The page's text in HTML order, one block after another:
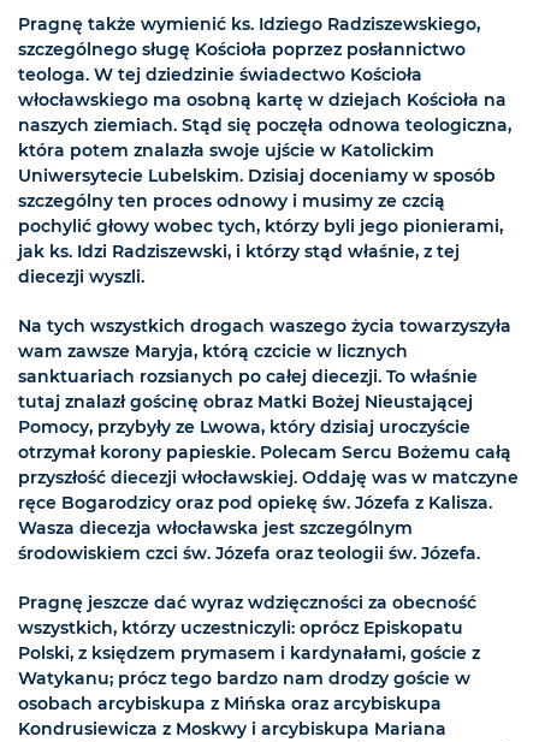
Pragnę także wymienić ks. Idziego Radziszewskiego,
szczególnego sługę Kościoła poprzez posłannictwo
teologa. W tej dziedzinie świadectwo Kościoła
włocławskiego ma osobną kartę w dziejach Kościoła na
naszych ziemiach. Stąd się poczęła odnowa teologiczna,
która potem znalazła swoje ujście w Katolickim
Uniwersytecie Lubelskim. Dzisiaj doceniamy w sposób
szczególny ten proces odnowy i musimy ze czcią
pochylić głowy wobec tych, którzy byli jego pionierami,
jak ks. Idzi Radziszewski, i którzy stąd właśnie, z tej
diecezji wyszli.
Na tych wszystkich drogach waszego życia towarzyszyła
wam zawsze Maryja, którą czcicie w licznych
sanktuariach rozsianych po całej diecezji. To właśnie
tutaj znalazł gościnę obraz Matki Bożej Nieustającej
Pomocy, przybyły ze Lwowa, który dzisiaj uroczyście
otrzymał korony papieskie. Polecam Sercu Bożemu całą
przyszłość diecezji włocławskiej. Oddaję was w matczyne
ręce Bogarodzicy oraz pod opiekę św. Józefa z Kalisza.
Wasza diecezja włocławska jest szczególnym
środowiskiem czci św. Józefa oraz teologii św. Józefa.
Pragnę jeszcze dać wyraz wdzięczności za obecność
wszystkich, którzy uczestniczyli: oprócz Episkopatu
Polski, z księdzem prymasem i kardynałami, goście z
Watykanu; prócz tego bardzo nam drodzy goście w
osobach arcybiskupa z Mińska oraz arcybiskupa
Kondrusiewicza z Moskwy i arcybiskupa Mariana